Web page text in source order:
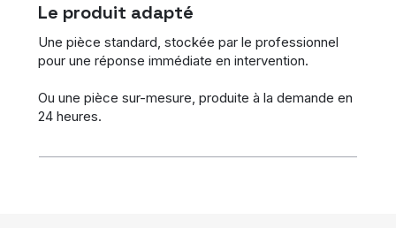
Le produit adapté
Une pièce standard, stockée par le professionnel
pour une réponse immédiate en intervention.
Ou une pièce sur-mesure, produite à la demande en
24 heures.